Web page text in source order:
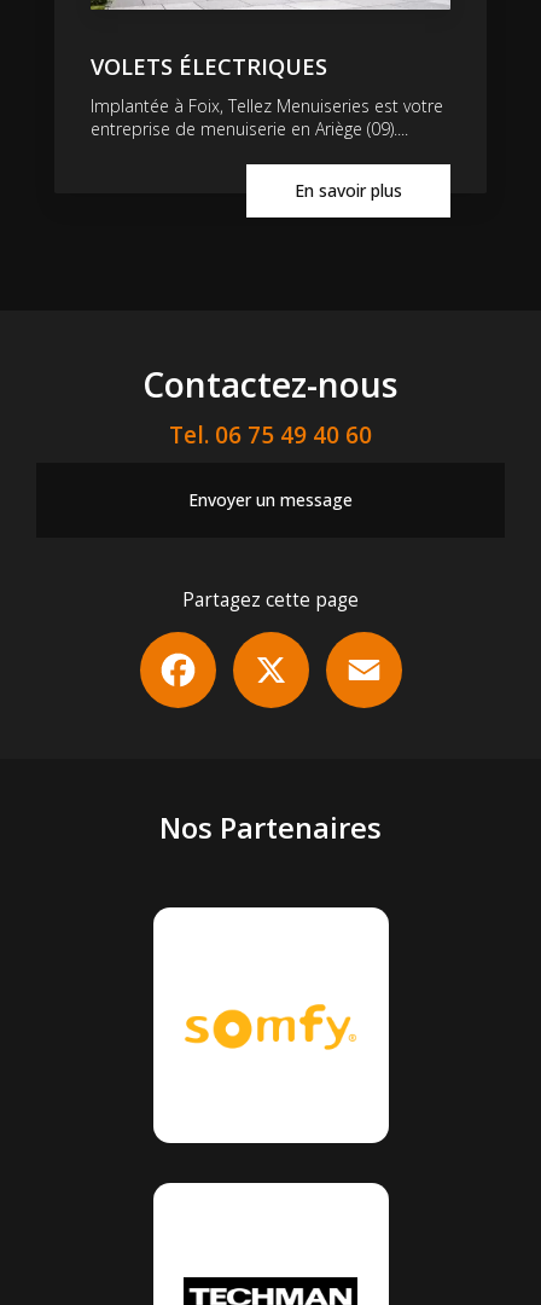
VOLETS ÉLECTRIQUES
Implantée à Foix, Tellez Menuiseries est votre
entreprise de menuiserie en Ariège (09)....
En savoir plus
Contactez-nous
Tel. 06 75 49 40 60
Envoyer un message
Partagez cette page
Facebook
Nos Partenaires